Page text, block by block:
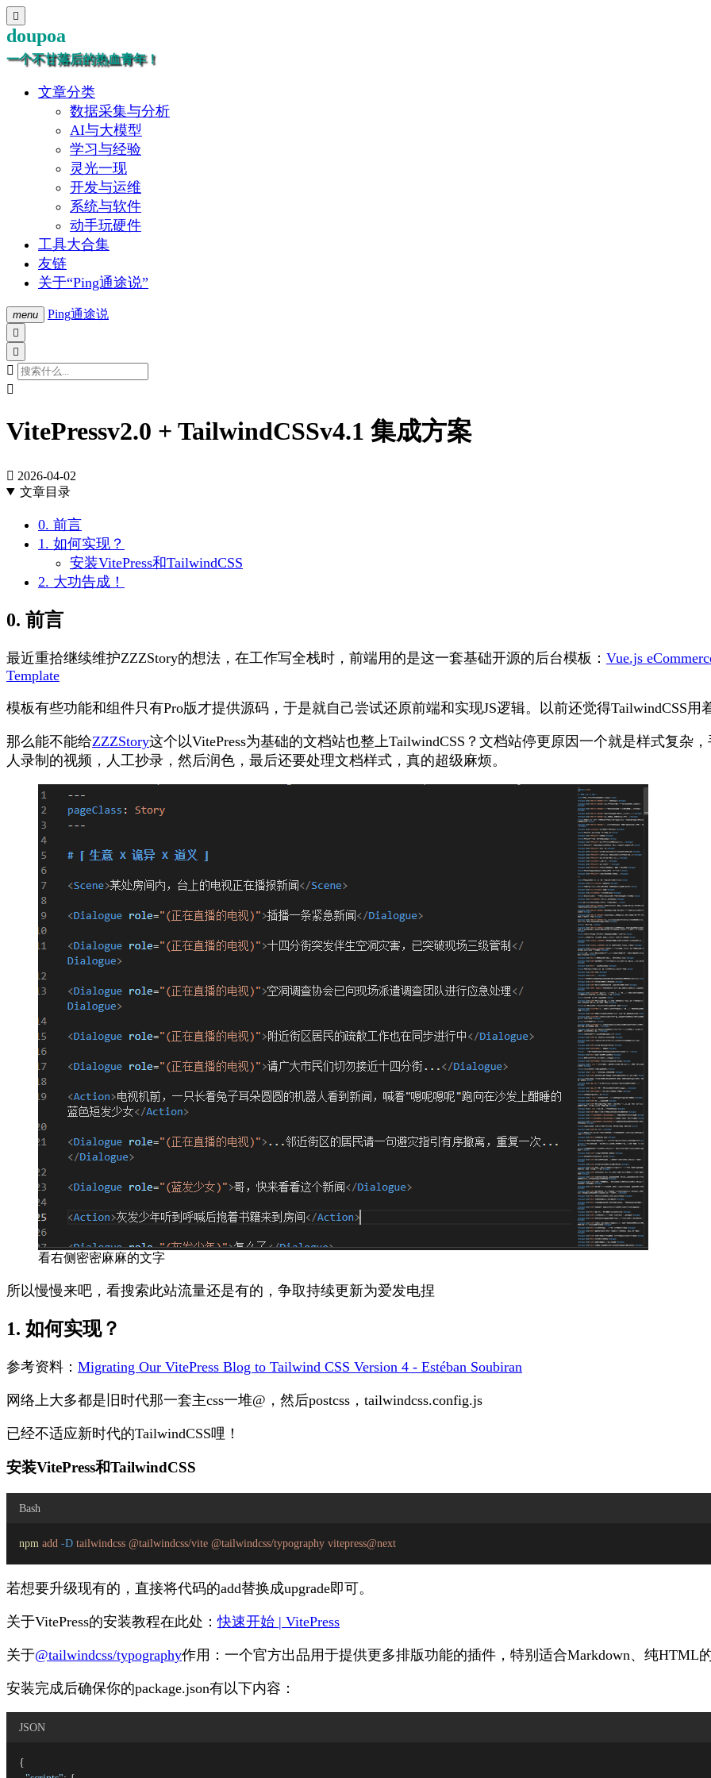

doupoa
一个不甘落后的热血青年！
文章分类
数据采集与分析
AI与大模型
学习与经验
灵光一现
开发与运维
系统与软件
动手玩硬件
工具大合集
友链
关于“Ping通途说”
menu Ping通途说




VitePressv2.0 + TailwindCSSv4.1 集成方案
 2026-04-02
文章目录
0. 前言
1. 如何实现？
安装VitePress和TailwindCSS
2. 大功告成！
0. 前言
最近重拾继续维护ZZZStory的想法，在工作写全栈时，前端用的是这一套基础开源的后台模板： Vue.js
Template
模板有些功能和组件只有Pro版才提供源码，于是就自己尝试还原前端和实现JS逻辑。以前还觉得TailwindCSS
那么能不能给ZZZStory这个以VitePress为基础的文档站也整上TailwindCSS？文档站停更原因一个就是样式复杂
人录制的视频，人工抄录，然后润色，最后还要处理文档样式，真的超级麻烦。
看右侧密密麻麻的文字
所以慢慢来吧，看搜索此站流量还是有的，争取持续更新为爱发电捏
1. 如何实现？
参考资料： Migrating Our VitePress Blog to Tailwind CSS Version 4 - Estéban Soubiran
网络上大多都是旧时代那一套主css一堆@，然后postcss，tailwindcss.config.js
已经不适应新时代的TailwindCSS哩！
安装VitePress和TailwindCSS
Bash
npm add -D tailwindcss @tailwindcss/vite @tailwindcss/typography vitepress@next
若想要升级现有的，直接将代码的add替换成upgrade即可。
关于VitePress的安装教程在此处：快速开始 | VitePress
关于@tailwindcss/typography作用：一个官方出品用于提供更多排版功能的插件，特别适合Markdown、纯HTML
安装完成后确保你的package.json有以下内容：
JSON
{